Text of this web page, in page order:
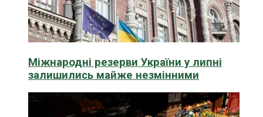
Міжнародні резерви України у липні
залишились майже незмінними